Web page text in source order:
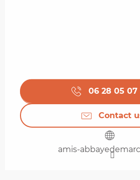
06 28 05 07
Contact
amis-